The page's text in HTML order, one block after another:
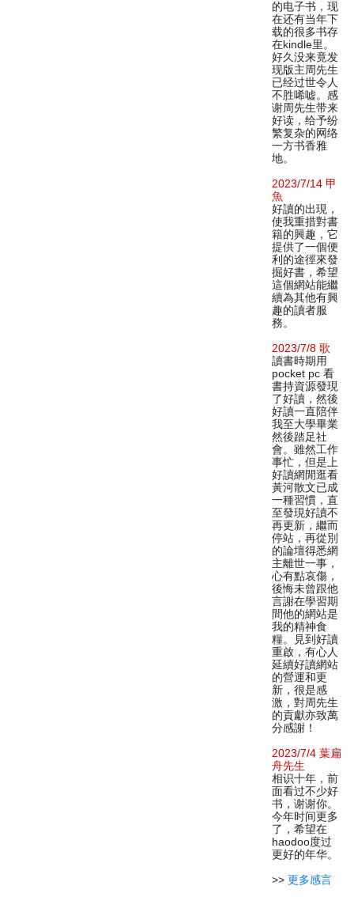
的电子书，现
在还有当年下
载的很多书存
在kindle里。
好久没来竟发
现版主周先生
已经过世令人
不胜唏嘘。感
谢周先生带来
好读，给予纷
繁复杂的网络
一方书香雅
地。
2023/7/14 甲
魚
好讀的出現，
使我重措對書
籍的興趣，它
提供了一個便
利的途徑來發
掘好書，希望
這個網站能繼
續為其他有興
趣的讀者服
務。
2023/7/8 歌
讀書時期用
pocket pc 看
書持資源發現
了好讀，然後
好讀一直陪伴
我至大學畢業
然後踏足社
會。雖然工作
事忙，但是上
好讀網閒逛看
黃河散文已成
一種習慣，直
至發現好讀不
再更新，繼而
停站，再從別
的論壇得悉網
主離世一事，
心有點哀傷，
後悔未曾跟他
言謝在學習期
間他的網站是
我的精神食
糧。見到好讀
重啟，有心人
延續好讀網站
的營運和更
新，很是感
激，對周先生
的貢獻亦致萬
分感謝！
2023/7/4 葉扁
舟先生
相识十年，前
面看过不少好
书，谢谢你。
今年时间更多
了，希望在
haodoo度过
更好的年华。
>> 更多感言